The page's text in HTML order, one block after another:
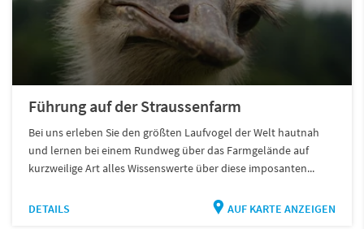
Führung auf der Straussenfarm
Bei uns erleben Sie den größten Laufvogel der Welt hautnah
und lernen bei einem Rundweg über das Farmgelände auf
kurzweilige Art alles Wissenswerte über diese imposanten...
DETAILS AUF KARTE ANZEIGEN